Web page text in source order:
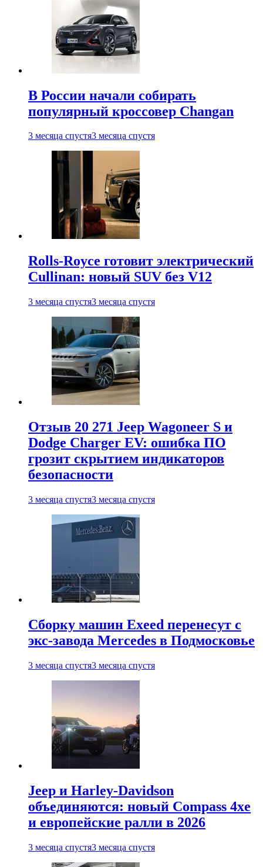
В России начали собирать
популярный кроссовер Changan
3 месяца спустя3 месяца спустя
Rolls-Royce готовит электрический
Cullinan: новый SUV без V12
3 месяца спустя3 месяца спустя
Отзыв 20 271 Jeep Wagoneer S и
Dodge Charger EV: ошибка ПО
грозит скрытием индикаторов
безопасности
3 месяца спустя3 месяца спустя
Сборку машин Exeed перенесут с
экс-завода Mercedes в Подмосковье
3 месяца спустя3 месяца спустя
Jeep и Harley-Davidson
объединяются: новый Compass 4xe
и европейские ралли в 2026
3 месяца спустя3 месяца спустя